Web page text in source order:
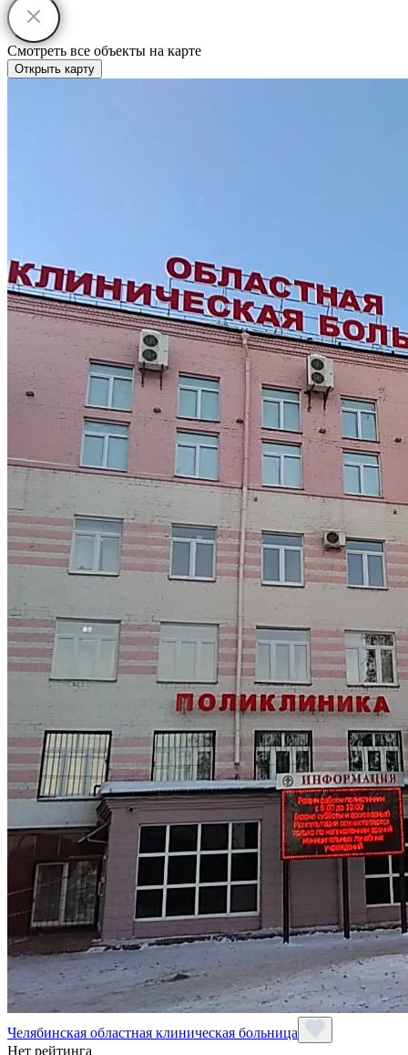
Смотреть все объекты на карте
Открыть карту
Челябинская областная клиническая больница
Нет рейтинга